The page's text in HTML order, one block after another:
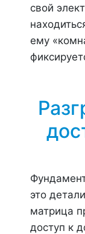
свой
ему
это
матрица
доступ к